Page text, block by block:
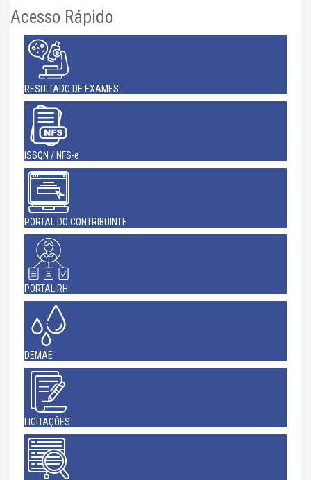
Acesso Rápido
RESULTADO DE EXAMES
ISSQN / NFS-e
PORTAL DO CONTRIBUINTE
PORTAL RH
DEMAE
LICITAÇÕES